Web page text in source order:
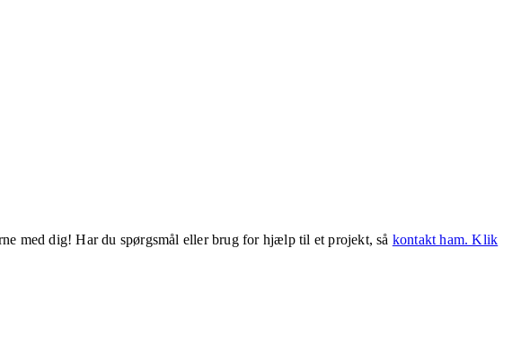
med dig! Har du spørgsmål eller brug for hjælp til et projekt, så kontakt ham. Klik